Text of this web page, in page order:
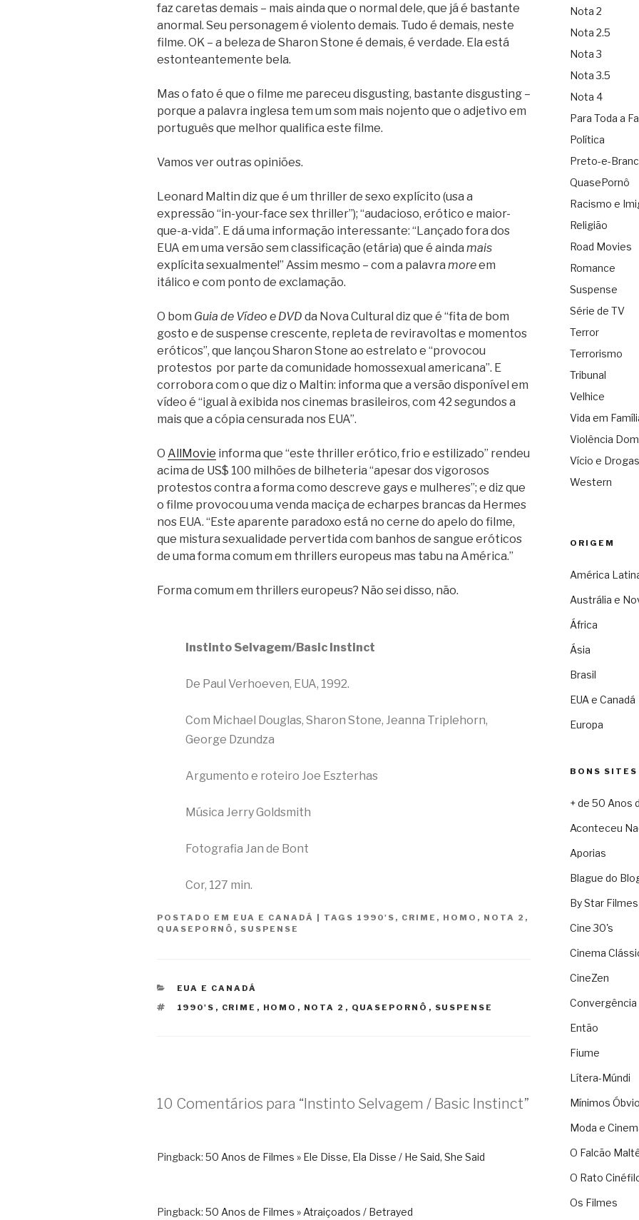
faz caretas demais – mais ainda que o normal dele, que já é bastante
anormal. Seu personagem é violento demais. Tudo é demais, neste
filme. OK – a beleza de Sharon Stone é demais, é verdade. Ela está
estonteantemente bela.
Mas o fato é que o filme me pareceu disgusting, bastante disgusting –
porque a palavra inglesa tem um som mais nojento que o adjetivo em
português que melhor qualifica este filme.
Vamos ver outras opiniões.
Leonard Maltin diz que é um thriller de sexo explícito (usa a
expressão “in-your-face sex thriller”); “audacioso, erótico e maior-
que-a-vida”. E dá uma informação interessante: “Lançado fora dos
EUA em uma versão sem classificação (etária) que é ainda mais
explícita sexualmente!” Assim mesmo – com a palavra moreem
itálico e com ponto de exclamação.
O bom Guia de Vídeo e DVD da Nova Cultural diz que é “fita de bom
gosto e de suspense crescente, repleta de reviravoltas e momentos
eróticos”, que lançou Sharon Stone ao estrelato e “provocou
protestos por parte da comunidade homossexual americana”. E
corrobora com o que diz o Maltin: informa que a versão disponível em
vídeo é “igual à exibida nos cinemas brasileiros, com 42 segundos a
mais que a cópia censurada nos EUA”.
O AllMovie informa que “este thriller erótico, frio e estilizado” rendeu
acima de US$ 100 milhões de bilheteria “apesar dos vigorosos
protestos contra a forma como descreve gays e mulheres”; e diz que
o filme provocou uma venda maciça de echarpes brancas da Hermes
nos EUA. “Este aparente paradoxo está no cerne do apelo do filme,
que mistura sexualidade pervertida com banhos de sangue eróticos
de uma forma comum em thrillers europeus mas tabu na América.”
Forma comum em thrillers europeus? Não sei disso, não.
Instinto Selvagem/Basic Instinct
De Paul Verhoeven, EUA, 1992.
Com Michael Douglas, Sharon Stone, Jeanna Triplehorn,
George Dzundza
Argumento e roteiro Joe Eszterhas
Música Jerry Goldsmith
Fotografia Jan de Bont
Cor, 127 min.
POSTADO EM EUA E CANADÁ | TAGS 1990'S , CRIME , HOMO , NOTA 2 ,
QUASEPORNÔ , SUSPENSE
CATEGORIAS
EUA E CANADÁ
TAGS
1990'S , CRIME , HOMO , NOTA 2 , QUASEPORNÔ , SUSPENSE
10 Comentários para “Instinto Selvagem / Basic Instinct”
Pingback: 50 Anos de Filmes » Ele Disse, Ela Disse / He Said, She Said
Pingback: 50 Anos de Filmes » Atraiçoados / Betrayed
Nota 2
Nota 2.5
Nota 3
Nota 3.5
Nota 4
Para Toda a
Política
Preto-e-
QuasePornô
Racismo e
Religião
Road Movies
Romance
Suspense
Série de TV
Terror
Terrorismo
Tribunal
Velhice
Vida em
Violência
Vício e Drogas
Western
ORIGEM
América
Austrália e
África
Ásia
Brasil
EUA e Canadá
Europa
BONS SITES
+ de 50 Anos
Aconteceu
Aporias
Blague do
By Star Filmes
Cine 30's
Cinema
CineZen
Convergência
Então
Fiume
Lítera-Múndi
Mínimos
Moda e
O Falcão
O Rato
Os Filmes